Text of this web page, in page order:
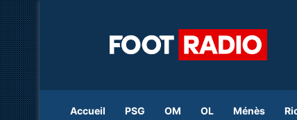
Accueil PSG OM OL Ménès